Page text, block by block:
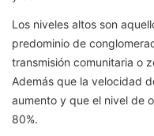
Los niveles altos son
predominio de
transmisión comunitaria o
Además que la velocidad
aumento y que el nivel de
80%.